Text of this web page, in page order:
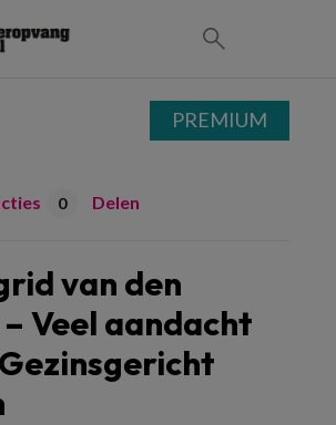
0 Delen
van den
Veel aandacht
PREMIUM